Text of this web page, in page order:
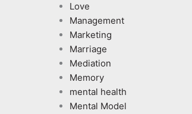
Love
Management
Marketing
Marriage
Mediation
Memory
mental health
Mental Model